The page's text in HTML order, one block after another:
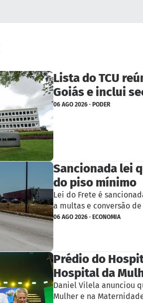
Lista do TCU
Goiás e inclui
06 AGO 2026 · PODER
Sancionada lei
do piso mínimo
Lei do Frete é
a multas e conversão
06 AGO 2026 · ECONOMIA
Prédio do
Hospital da
Daniel Vilela anunciou
Mulher e na